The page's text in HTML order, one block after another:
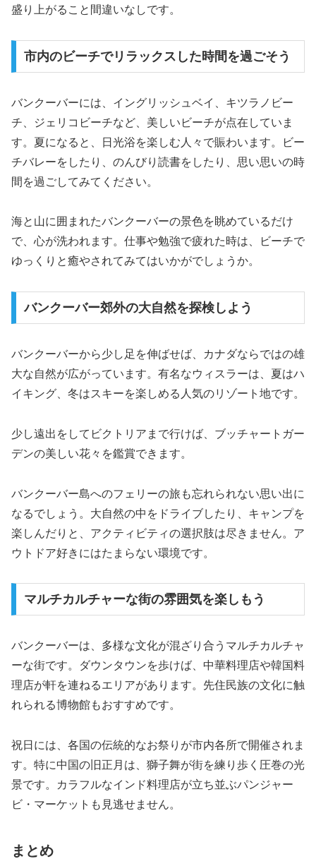
盛り上がること間違いなしです。
市内のビーチでリラックスした時間を過ごそう
バンクーバーには、イングリッシュベイ、キツラノビー
チ、ジェリコビーチなど、美しいビーチが点在していま
す。夏になると、日光浴を楽しむ人々で賑わいます。ビー
チバレーをしたり、のんびり読書をしたり、思い思いの時
間を過ごしてみてください。
海と山に囲まれたバンクーバーの景色を眺めているだけ
で、心が洗われます。仕事や勉強で疲れた時は、ビーチで
ゆっくりと癒やされてみてはいかがでしょうか。
バンクーバー郊外の大自然を探検しよう
バンクーバーから少し足を伸ばせば、カナダならではの雄
大な自然が広がっています。有名なウィスラーは、夏はハ
イキング、冬はスキーを楽しめる人気のリゾート地です。
少し遠出をしてビクトリアまで行けば、ブッチャートガー
デンの美しい花々を鑑賞できます。
バンクーバー島へのフェリーの旅も忘れられない思い出に
なるでしょう。大自然の中をドライブしたり、キャンプを
楽しんだりと、アクティビティの選択肢は尽きません。ア
ウトドア好きにはたまらない環境です。
マルチカルチャーな街の雰囲気を楽しもう
バンクーバーは、多様な文化が混ざり合うマルチカルチャ
ーな街です。ダウンタウンを歩けば、中華料理店や韓国料
理店が軒を連ねるエリアがあります。先住民族の文化に触
れられる博物館もおすすめです。
祝日には、各国の伝統的なお祭りが市内各所で開催されま
す。特に中国の旧正月は、獅子舞が街を練り歩く圧巻の光
景です。カラフルなインド料理店が立ち並ぶパンジャー
ビ・マーケットも見逃せません。
まとめ